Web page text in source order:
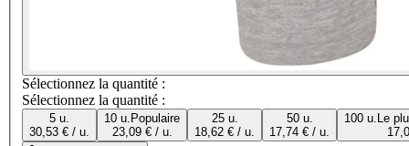
Sélectionnez la quantité :
Sélectionnez la quantité :
5 u.
30,53 € / u.
10 u. Populaire
23,09 € / u.
25 u.
18,62 € / u.
50 u.
17,74 € / u.
100 u. Le